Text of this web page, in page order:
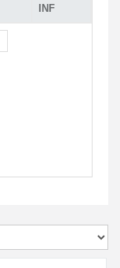
INF